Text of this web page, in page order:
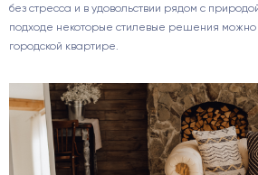
без стресса и в удовольствии рядом с
подходе некоторые стилевые решения можно
городской квартире.